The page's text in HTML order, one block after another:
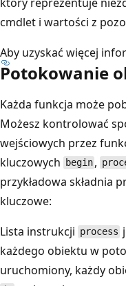
cmdlet i wartości z
Aby uzyskać więcej
Potokowanie
Każda funkcja może
Możesz kontrolować
wejściowych przez
kluczowych
begin ,
przykładowa składnia
kluczowe:
Lista instrukcji process
każdego obiektu w
uruchomiony, każdy